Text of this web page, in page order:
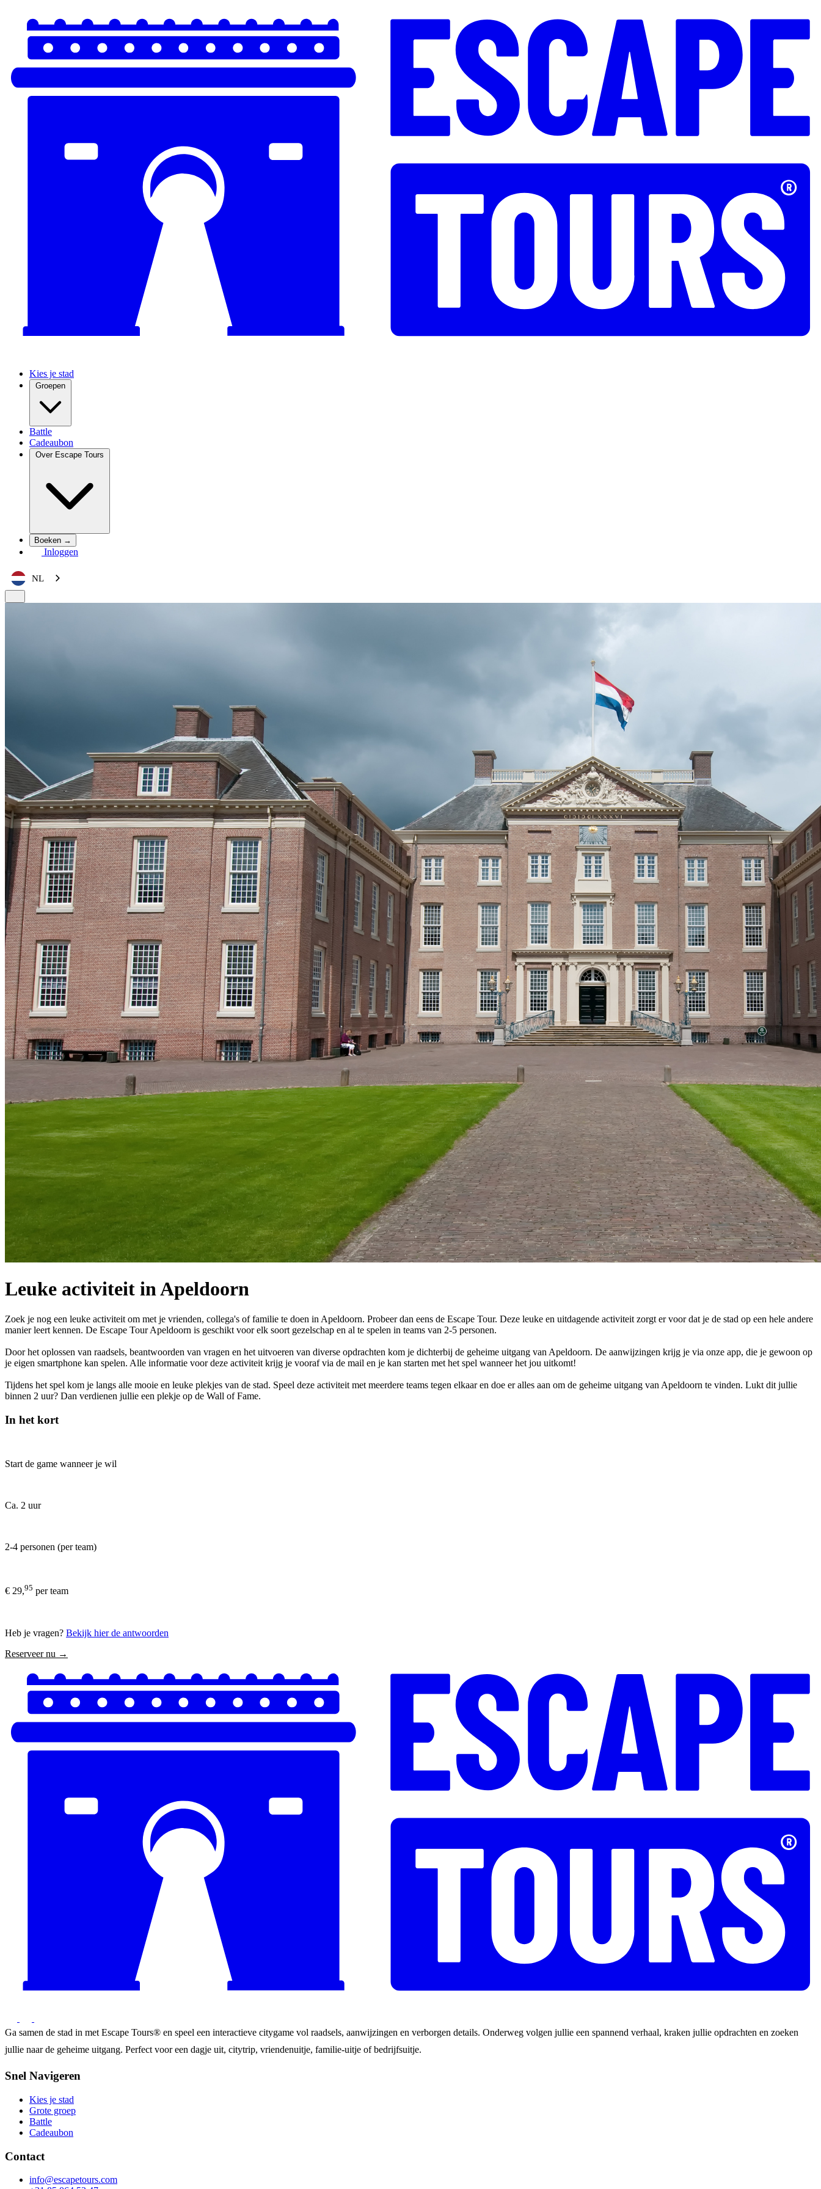
Kies je stad
Groepen
Battle
Cadeaubon
Over Escape Tours
Boeken →
Inloggen
NL
Leuke activiteit in Apeldoorn
Zoek je nog een leuke activiteit om met je vrienden, collega's of familie te doen in Apeldoorn. Probeer dan eens de Escape Tour. Deze leuke en uitdagende activiteit zorgt er voor dat je de stad op een hele andere
manier leert kennen. De Escape Tour Apeldoorn is geschikt voor elk soort gezelschap en al te spelen in teams van 2-5 personen.
Door het oplossen van raadsels, beantwoorden van vragen en het uitvoeren van diverse opdrachten kom je dichterbij de geheime uitgang van Apeldoorn. De aanwijzingen krijg je via onze app, die je gewoon op
je eigen smartphone kan spelen. Alle informatie voor deze activiteit krijg je vooraf via de mail en je kan starten met het spel wanneer het jou uitkomt!
Tijdens het spel kom je langs alle mooie en leuke plekjes van de stad. Speel deze activiteit met meerdere teams tegen elkaar en doe er alles aan om de geheime uitgang van Apeldoorn te vinden. Lukt dit jullie
binnen 2 uur? Dan verdienen jullie een plekje op de Wall of Fame.
In het kort
Start de game wanneer je wil
Ca. 2 uur
2-4 personen (per team)
€ 29,95 per team
Heb je vragen? Bekijk hier de antwoorden
Reserveer nu →
Ga samen de stad in met Escape Tours® en speel een interactieve citygame vol raadsels, aanwijzingen en verborgen details. Onderweg volgen jullie een spannend verhaal, kraken jullie opdrachten en zoeken
jullie naar de geheime uitgang. Perfect voor een dagje uit, citytrip, vriendenuitje, familie-uitje of bedrijfsuitje.
Snel Navigeren
Kies je stad
Grote groep
Battle
Cadeaubon
Contact
info@escapetours.com